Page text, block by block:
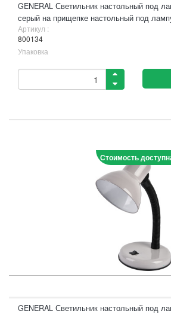
GENERAL Светильник настольный под
серый на прищепке настольный под
Артикул :
800134
Упаковка
Стоимость
GENERAL Светильник настольный под